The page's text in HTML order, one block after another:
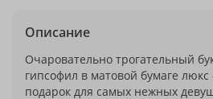
Описание
Очаровательно трогательный
гипсофил в матовой бумаге
подарок для самых нежных